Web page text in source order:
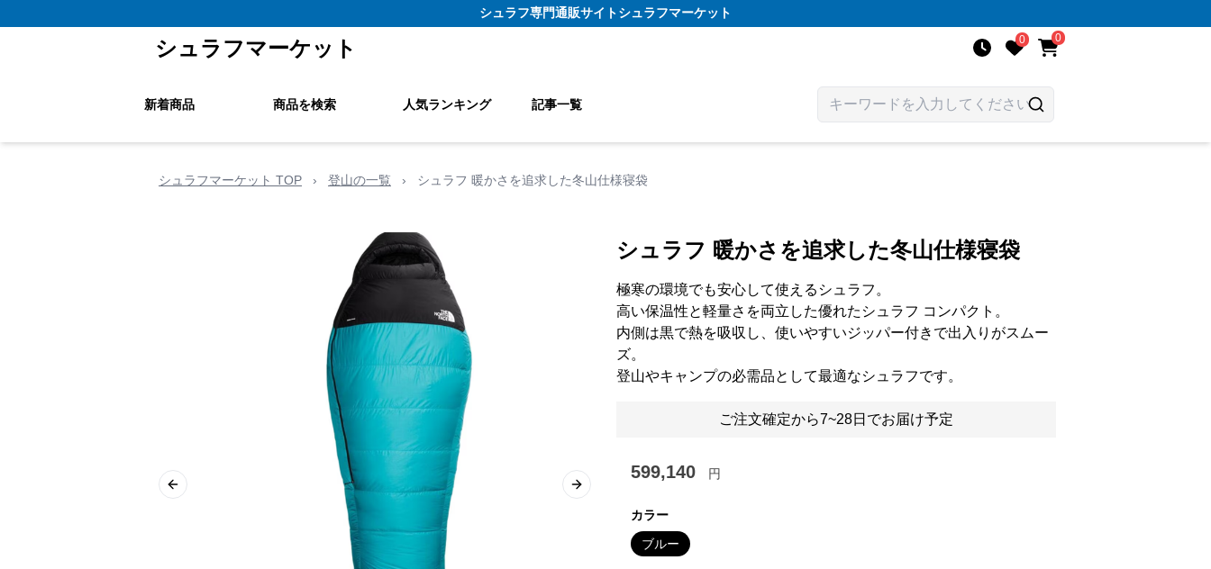
シュラフ専門通販サイトシュラフマーケット
シュラフマーケット 0 0
新着商品 商品を検索 人気ランキング 記事一覧
シュラフマーケット TOP › 登山の一覧 › シュラフ 暖かさを追求した冬山仕様寝袋
Previous slide Next slide
シュラフ 暖かさを追求した冬山仕様寝袋
極寒の環境でも安心して使えるシュラフ。
高い保温性と軽量さを両立した優れたシュラフ コンパクト。
内側は黒で熱を吸収し、使いやすいジッパー付きで出入りがスムー
ズ。
登山やキャンプの必需品として最適なシュラフです。
ご注文確定から7~28日でお届け予定
599,140 円
カラー
ブルー